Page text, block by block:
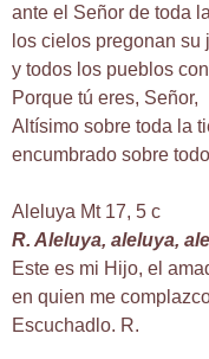
ante el Señor de toda
los cielos pregonan su
y todos los pueblos
Porque tú eres, Señor,
Altísimo sobre toda la
encumbrado sobre
Aleluya Mt 17, 5 c
R. Aleluya, aleluya,
Este es mi Hijo, el
en quien me
Escuchadlo. R.